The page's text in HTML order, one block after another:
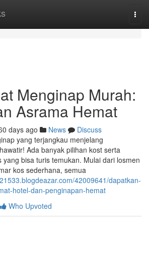
Menginap Murah:
Asrama Hemat
days ago News
Discuss
yang terjangkau menjelang
Ada banyak pilihan kost serta
bisa turis temukan. Mulai dari losmen
kos sederhana, semua
42009641/dapatkan-
hotel-dan-penginapan-hemat
Who Upvoted